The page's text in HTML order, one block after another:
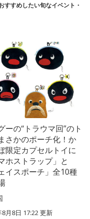
すすめしたい旬なイベント・
ーの“トラウマ回”のト
さかのポーチ化！か
限定カプセルトイに
ホストラップ」と
イスポーチ」全10種
8月8日 17:22更新